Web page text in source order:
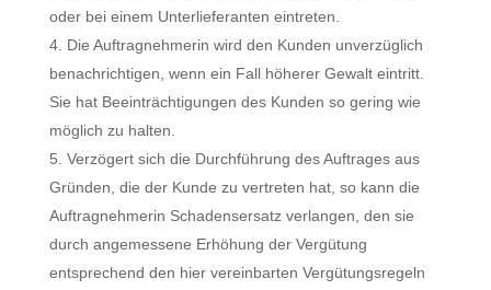
oder bei einem Unterlieferanten eintreten.
Die Auftragnehmerin wird den Kunden unverzüglich
benachrichtigen, wenn ein Fall höherer Gewalt eintritt.
Sie hat Beeinträchtigungen des Kunden so gering wie
möglich zu halten.
Verzögert sich die Durchführung des Auftrages aus
Gründen, die der Kunde zu vertreten hat, so kann die
Auftragnehmerin Schadensersatz verlangen, den sie
durch angemessene Erhöhung der Vergütung
entsprechend den hier vereinbarten Vergütungsregeln